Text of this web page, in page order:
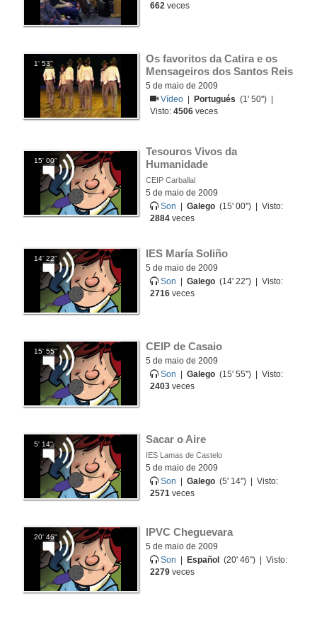
662 veces
1' 53''
Os favoritos da Catira e os
Mensageiros dos Santos Reis
5 de maio de 2009
Vídeo
Portugués (1' 50'') |
Visto:4506 veces
15' 00''
Tesouros Vivos da
Humanidade
CEIP Carballal
5 de maio de 2009
Son
|Galego (15' 00'') | Visto:
2884 veces
14' 22'' IES María Soliño
5 de maio de 2009
Son
|Galego (14' 22'') | Visto:
2716 veces
15' 55'' CEIP de Casaio
5 de maio de 2009
Son
|Galego (15' 55'') | Visto:
2403 veces
5' 14'' Sacar o Aire
IES Lamas de Castelo
5 de maio de 2009
Son
|Galego (5' 14'') | Visto:
2571 veces
20' 46'' IPVC Cheguevara
5 de maio de 2009
Son
Español
(20' 46'') | Visto:
2279 veces